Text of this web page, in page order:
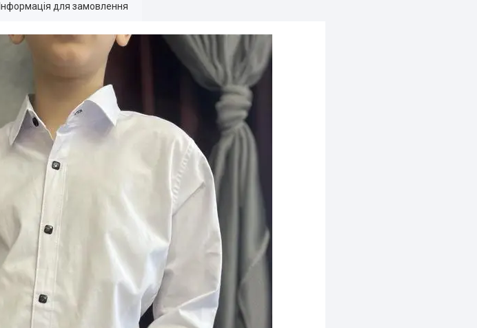
Інформація для замовлення